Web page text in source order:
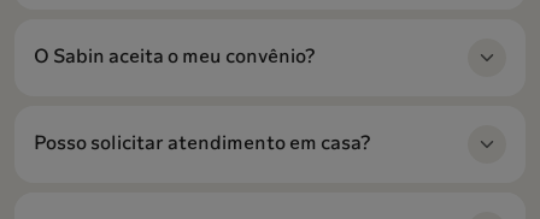
O Sabin aceita o meu convênio?
Posso solicitar atendimento em casa?